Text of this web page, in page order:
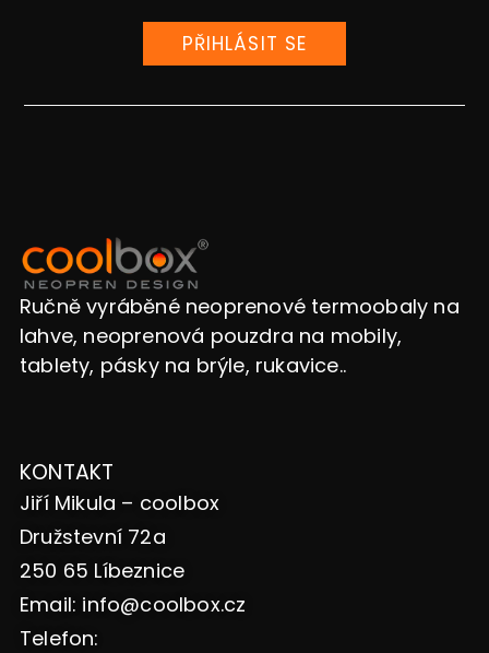
PŘIHLÁSIT SE
Ručně vyráběné neoprenové termoobaly na
lahve, neoprenová pouzdra na mobily,
tablety, pásky na brýle, rukavice..
KONTAKT
Jiří Mikula – coolbox
Družstevní 72a
250 65 Líbeznice
Email: info@coolbox.cz
Telefon: